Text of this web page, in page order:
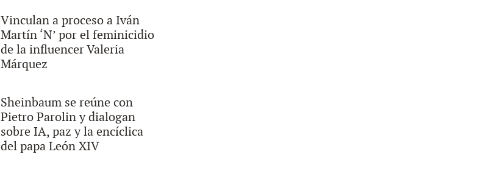
Vinculan a proceso a Iván
Martín ‘N’ por el feminicidio
de la influencer Valeria
Márquez
Sheinbaum se reúne con
Pietro Parolin y dialogan
sobre IA, paz y la encíclica
del papa León XIV